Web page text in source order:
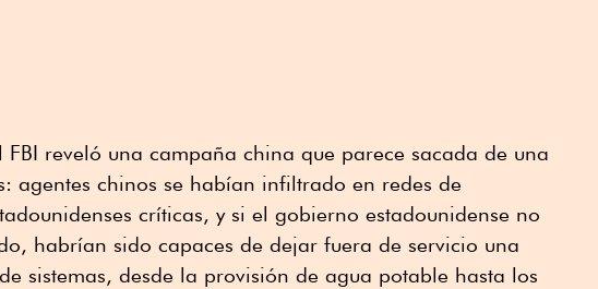
FBI reveló una campaña china que parece sacada de una
agentes chinos se habían infiltrado en redes de
críticas, y si el gobierno estadounidense no
habrían sido capaces de dejar fuera de servicio una
sistemas, desde la provisión de agua potable hasta los